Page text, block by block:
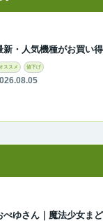
新・人気機種がお買い
ススメ 値下げ
ー
ぺゆさん｜魔法少女ま